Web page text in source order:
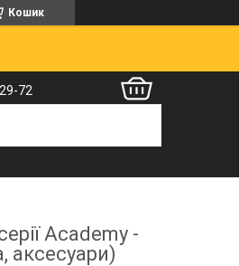
Кошик
72
Academy -
аксесуари)